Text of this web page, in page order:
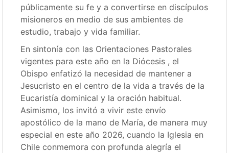
públicamente su fe y a convertirse en discípulos
misioneros en medio de sus ambientes de
estudio, trabajo y vida familiar.
En sintonía con las Orientaciones Pastorales
vigentes para este año en la Diócesis , el
Obispo enfatizó la necesidad de mantener a
Jesucristo en el centro de la vida a través de la
Eucaristía dominicaly la oración habitual.
Asimismo, los invitó a vivir este envío
apostólico de la mano de María, de manera muy
especial en este año 2026, cuando la Iglesia en
Chile conmemora con profunda alegría el